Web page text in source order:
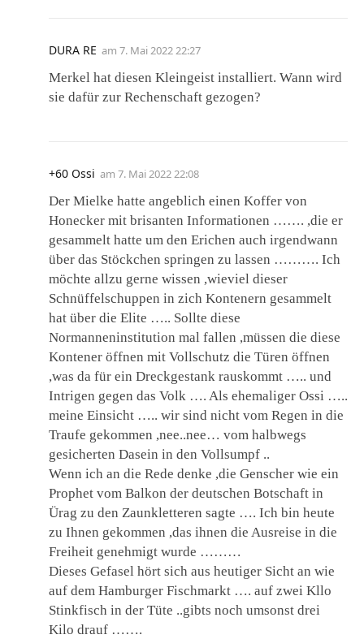
DURA RE am 7. Mai 2022 22:27
Merkel hat diesen Kleingeist installiert. Wann wird
sie dafür zur Rechenschaft gezogen?
+60 Ossi am 7. Mai 2022 22:08
Der Mielke hatte angeblich einen Koffer von
Honecker mit brisanten Informationen ……. ,die er
gesammelt hatte um den Erichen auch irgendwann
über das Stöckchen springen zu lassen ………. Ich
möchte allzu gerne wissen ,wieviel dieser
Schnüffelschuppen in zich Kontenern gesammelt
hat über die Elite ….. Sollte diese
Normanneninstitution mal fallen ,müssen die diese
Kontener öffnen mit Vollschutz die Türen öffnen
,was da für ein Dreckgestank rauskommt ….. und
Intrigen gegen das Volk …. Als ehemaliger Ossi …..
meine Einsicht ….. wir sind nicht vom Regen in die
Traufe gekommen ,nee..nee… vom halbwegs
gesicherten Dasein in den Vollsumpf ..
Wenn ich an die Rede denke ,die Genscher wie ein
Prophet vom Balkon der deutschen Botschaft in
Ürag zu den Zaunkletteren sagte …. Ich bin heute
zu Ihnen gekommen ,das ihnen die Ausreise in die
Freiheit genehmigt wurde ………
Dieses Gefasel hört sich aus heutiger Sicht an wie
auf dem Hamburger Fischmarkt …. auf zwei Kllo
Stinkfisch in der Tüte ..gibts noch umsonst drei
Kilo drauf …….